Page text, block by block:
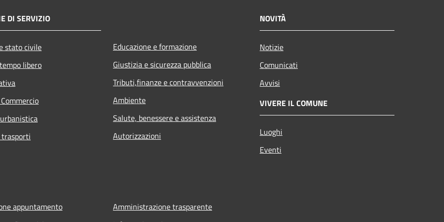
DI SERVIZIO
stato civile
libero
Educazione e formazione
Giustizia e sicurezza pubblica
Tributi,finanze e contravvenzioni
Ambiente
Salute, benessere e assistenza
Autorizzazioni
NOVITÀ
Notizie
Comunicati
Avvisi
VIVERE IL COMUNE
Luoghi
Eventi
appuntamento
Amministrazione trasparente